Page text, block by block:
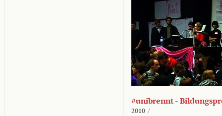
#unibrennt -
2010 /